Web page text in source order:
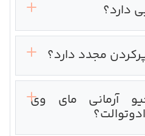
دارد؟
مجدد دارد؟
آرمانی مای وی